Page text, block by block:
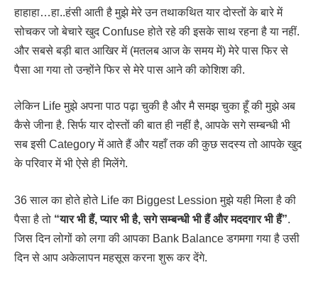
हाहाहा…हा..हंसी आती है मुझे मेरे उन तथाकथित यार दोस्तों के बारे में
सोचकर जो बेचारे खुद Confuse होते रहे की इसके साथ रहना है या नहीं.
और सबसे बड़ी बात आखिर में (मतलब आज के समय में) मेरे पास फिर से
पैसा आ गया तो उन्होंने फिर से मेरे पास आने की कोशिश की.
लेकिन Life मुझे अपना पाठ पढ़ा चुकी है और मै समझ चुका हूँ की मुझे अब
कैसे जीना है. सिर्फ यार दोस्तों की बात ही नहीं है, आपके सगे सम्बन्धी भी
सब इसी Category में आते हैं और यहाँ तक की कुछ सदस्य तो आपके खुद
के परिवार में भी ऐसे ही मिलेंगे.
36 साल का होते होते Life का Biggest Lession मुझे यही मिला है की
पैसा है तो “यार भी हैं, प्यार भी है, सगे सम्बन्धी भी हैं और मददगार भी हैं”.
जिस दिन लोगों को लगा की आपका Bank Balance डगमगा गया है उसी
दिन से आप अकेलापन महसूस करना शुरू कर देंगे.